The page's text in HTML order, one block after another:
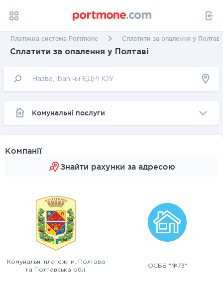
Платіжна система Portmone Сплатити за опалення у Полтаві
Сплатити за опалення у Полтаві
Комунальні послуги
Компанії
Знайти рахунки за адресою
Комунальні платежі м. Полтава
та Полтавська обл.
ОСББ "№73"